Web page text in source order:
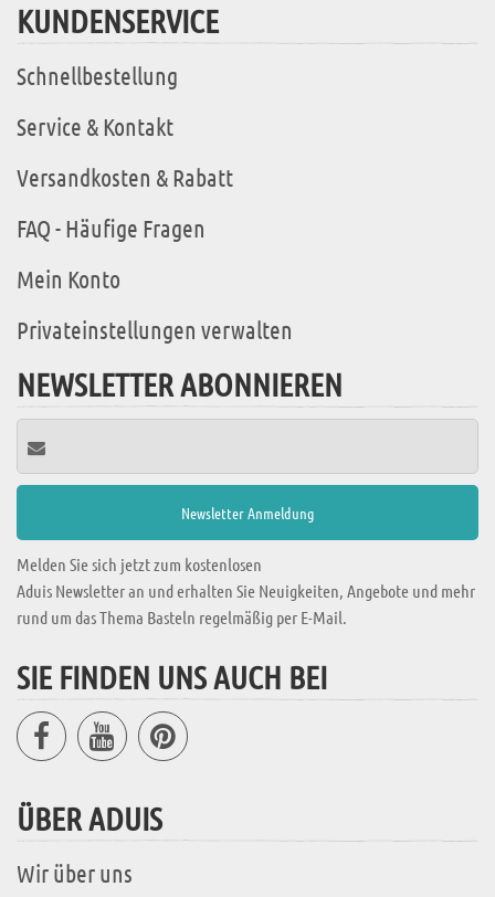
KUNDENSERVICE
Schnellbestellung
Service & Kontakt
Versandkosten & Rabatt
FAQ - Häufige Fragen
Mein Konto
Privateinstellungen verwalten
NEWSLETTER ABONNIEREN
Melden Sie sich jetzt zum kostenlosen
Aduis Newsletter an und erhalten Sie Neuigkeiten, Angebote und mehr
rund um das Thema Basteln regelmäßig per E-Mail.
SIE FINDEN UNS AUCH BEI
ÜBER ADUIS
Wir über uns